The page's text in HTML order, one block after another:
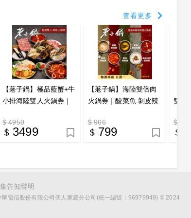
查看更多
【荖子鍋】極品藍蟹+牛
小排海陸雙人火鍋券｜
假日全台通用(電子票券
mo)
$ 4950
3499
【荖子鍋】海陸雙倍肉
火鍋券｜酸菜魚.剝皮辣
｜自助吧吃到飽 CP值首
選
$ 966
799
雙人
或手
$ 1177
告知聲明
華電信股份有限公司個人家庭分公司(統一編號：96979949) © 2024